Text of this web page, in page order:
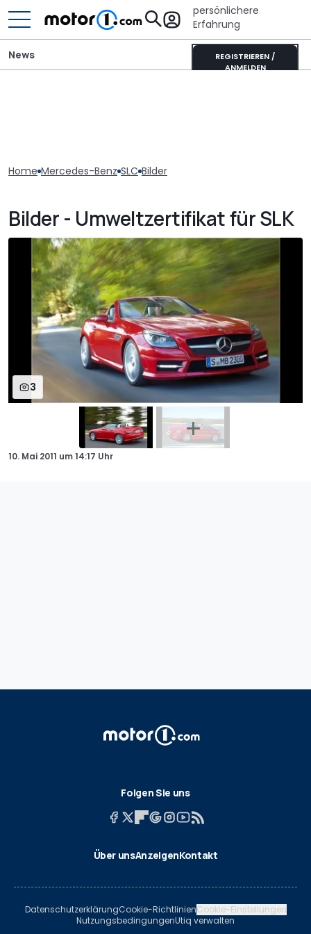
persönlichere
Erfahrung
REGISTRIEREN /
ANMELDEN
News
Home Mercedes-Benz SLC Bilder
Bilder - Umweltzertifikat für SLK
3
10. Mai 2011 um14:17 Uhr
Folgen Sie uns
Über unsAnzeigenKontakt
DatenschutzerklärungCookie-RichtlinienCookie-Einstellungen
NutzungsbedingungenUtiq verwalten